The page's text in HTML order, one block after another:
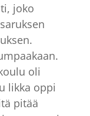
joko
oli
likka oppi
pitää